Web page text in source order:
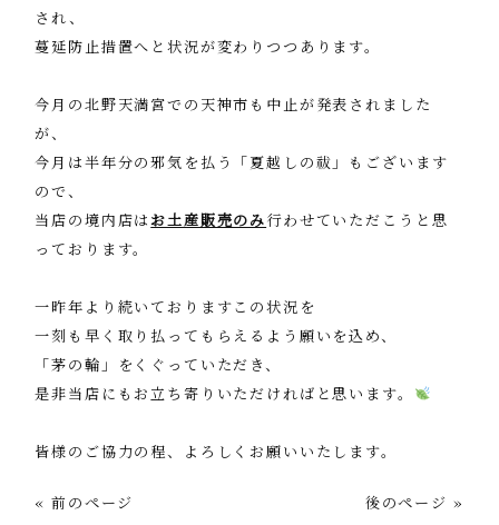
され、
蔓延防止措置へと状況が変わりつつあります。
今月の北野天満宮での天神市も中止が発表されました
が、
今月は半年分の邪気を払う「夏越しの祓」もございます
ので、
当店の境内店はお土産販売のみ行わせていただこうと思
っております。
一昨年より続いておりますこの状況を
一刻も早く取り払ってもらえるよう願いを込め、
「茅の輪」をくぐっていただき、
是非当店にもお立ち寄りいただければと思います。
皆様のご協力の程、よろしくお願いいたします。
« 前のページ 後のページ »